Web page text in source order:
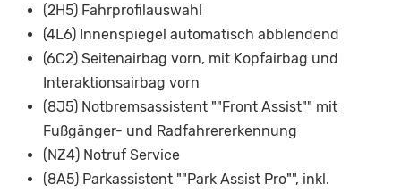
(2H5) Fahrprofilauswahl
(4L6) Innenspiegel automatisch abblendend
(6C2) Seitenairbag vorn, mit Kopfairbag und
Interaktionsairbag vorn
(8J5) Notbremsassistent ""Front Assist"" mit
Fußgänger- und Radfahrererkennung
(NZ4) Notruf Service
(8A5) Parkassistent ""Park Assist Pro"", inkl.